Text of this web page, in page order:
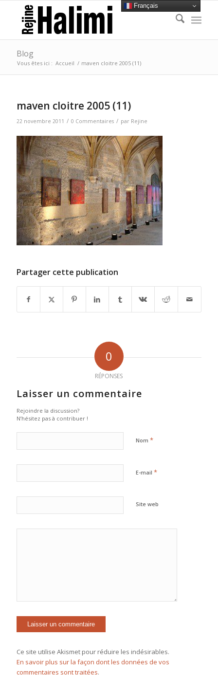
Blog
Vous êtes ici : Accueil / maven cloitre 2005 (11)
maven cloitre 2005 (11)
22 novembre 2011 / 0 Commentaires / par Rejine
Partager cette publication
0
RÉPONSES
Laisser un commentaire
Rejoindre la discussion?
N’hésitez pas à contribuer !
Nom *
E-mail *
Site web
Ce site utilise Akismet pour réduire les indésirables.
En savoir plus sur la façon dont les données de vos
commentaires sont traitées.
Français